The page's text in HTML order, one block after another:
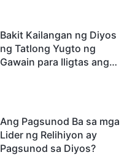
Bakit Kailangan ng Diyos
ng Tatlong Yugto ng
Gawain para Iligtas ang
Ang Pagsunod Ba sa mga
Lider ng Relihiyon ay
Pagsunod sa Diyos?